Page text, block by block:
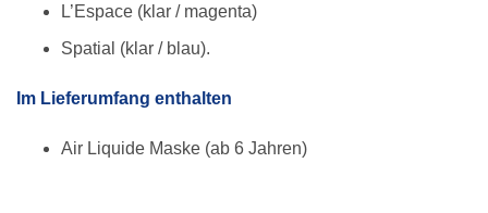
L’Espace (klar / magenta)
Spatial (klar / blau).
Im Lieferumfang enthalten
Air Liquide Maske (ab 6 Jahren)